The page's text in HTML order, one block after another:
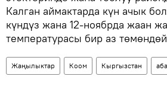
Калган аймактарда күн ачык
күндүз жана 12-ноябрда жаан
температурасы бир аз
Жаңылыктар Коом Кыргызстан